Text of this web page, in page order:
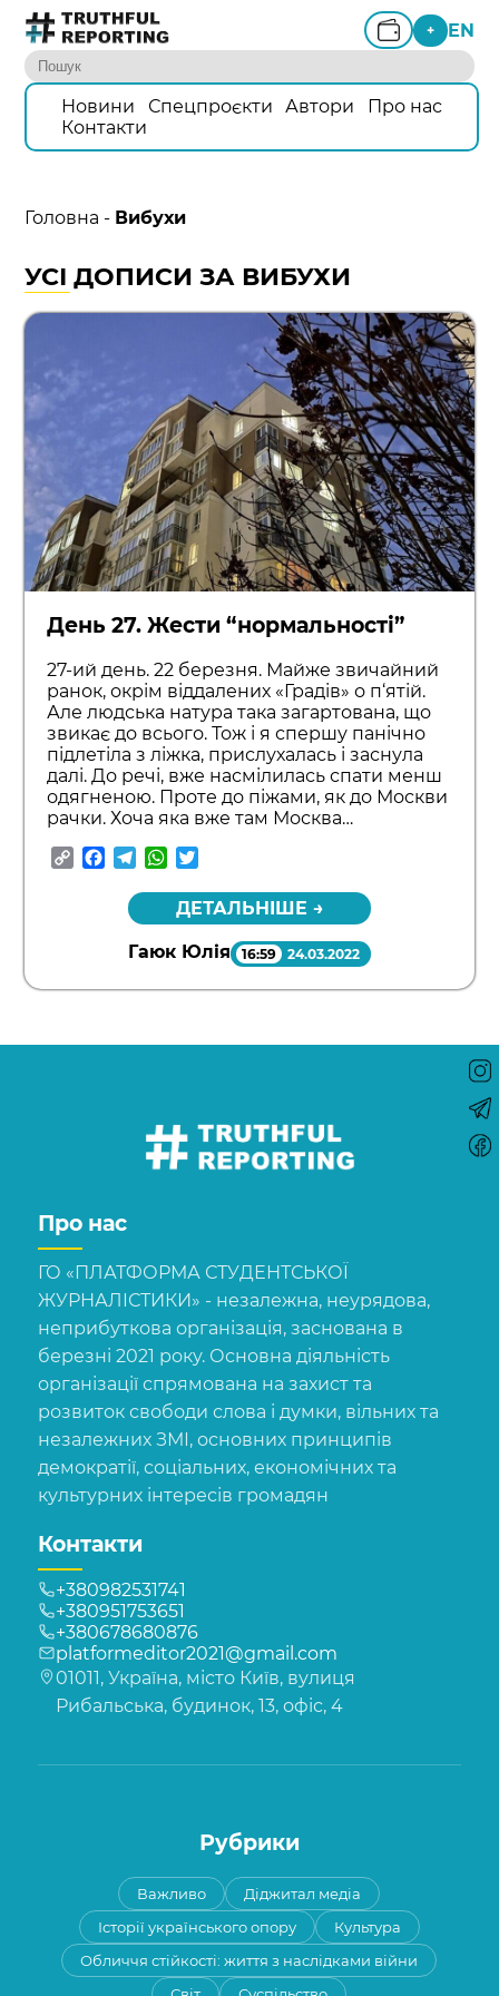
+ EN
Новини Спецпроєкти Автори
Про нас
Контакти
Головна - Вибухи
УСІ ДОПИСИ ЗА ВИБУХИ
День 27. Жести “нормальності”
27-ий день. 22 березня. Майже звичайний
ранок, окрім віддалених «Градів» о п‘ятій.
Але людська натура така загартована, що
звикає до всього. Тож і я спершу панічно
підлетіла з ліжка, прислухалась і заснула
далі. До речі, вже насмілилась спати менш
одягненою. Проте до піжами, як до Москви
рачки. Хоча яка вже там Москва…
CopyFacebook
TelegramWhatsApp
ДЕТАЛЬНІШЕ →
Гаюк Юлія 16:59 24.03.2022
Про нас
ГО «ПЛАТФОРМА СТУДЕНТСЬКОЇ
ЖУРНАЛІСТИКИ» - незалежна, неурядова,
неприбуткова організація, заснована в
березні 2021 року. Основна діяльність
організації спрямована на захист та
розвиток свободи слова і думки, вільних та
незалежних ЗМІ, основних принципів
демократії, соціальних, економічних та
культурних інтересів громадян
Контакти
+380982531741
+380951753651
+380678680876
platformeditor2021@gmail.com
01011, Україна, місто Київ, вулиця
Рибальська, будинок, 13, офіс, 4
Рубрики
Важливо
Діджитал медіа
Історії українського опору
Культура
Обличчя стійкості: життя з наслідками війни